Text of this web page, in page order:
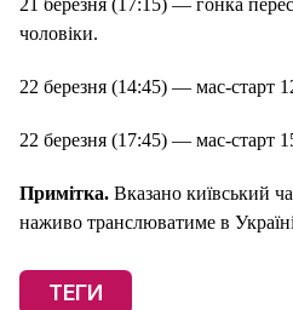
21 березня (17:15) — гонка
чоловіки.
22 березня (14:45) — мас-старт
22 березня (17:45) — мас-старт
Примітка. Вказано київський
наживо транслюватиме в
ТЕГИ